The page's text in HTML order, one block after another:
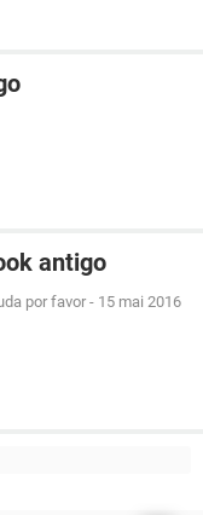
antigo
por favor - 15 mai 2016